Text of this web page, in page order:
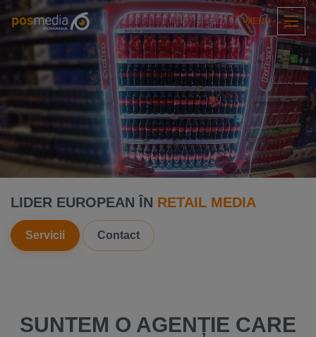
MENU
LIDER EUROPEAN ÎN RETAIL MEDIA
Servicii Contact
SUNTEM O AGENȚIE CARE